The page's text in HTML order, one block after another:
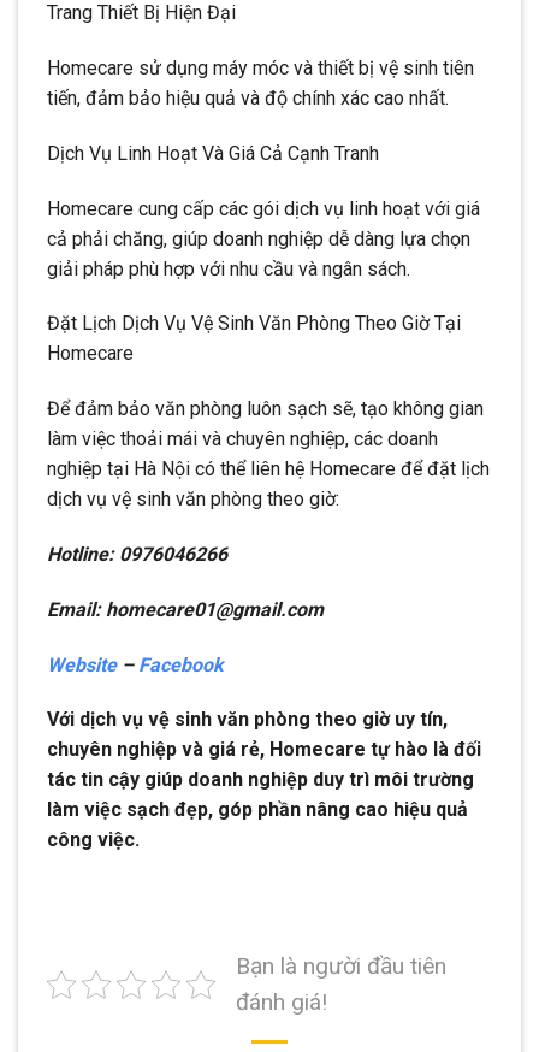
Trang Thiết Bị Hiện Đại
Homecare sử dụng máy móc và thiết bị vệ sinh tiên
tiến, đảm bảo hiệu quả và độ chính xác cao nhất.
Dịch Vụ Linh Hoạt Và Giá Cả Cạnh Tranh
Homecare cung cấp các gói dịch vụ linh hoạt với giá
cả phải chăng, giúp doanh nghiệp dễ dàng lựa chọn
giải pháp phù hợp với nhu cầu và ngân sách.
Đặt Lịch Dịch Vụ Vệ Sinh Văn Phòng Theo Giờ Tại
Homecare
Để đảm bảo văn phòng luôn sạch sẽ, tạo không gian
làm việc thoải mái và chuyên nghiệp, các doanh
nghiệp tại Hà Nội có thể liên hệ Homecare để đặt lịch
dịch vụ vệ sinh văn phòng theo giờ:
Hotline: 0976046266
Email: homecare01@gmail.com
Website– Facebook
Với dịch vụ vệ sinh văn phòng theo giờ uy tín,
chuyên nghiệp và giá rẻ, Homecare tự hào là đối
tác tin cậy giúp doanh nghiệp duy trì môi trường
làm việc sạch đẹp, góp phần nâng cao hiệu quả
công việc.
Bạn là người đầu tiên
đánh giá!